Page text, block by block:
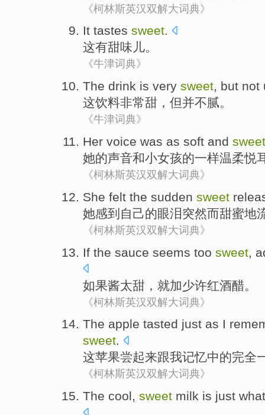
《柯林斯英汉双解大词典》
It tastes sweet.
这有甜味儿。
《牛津词典》
The drink is very sweet, but not
这饮料非常甜 ， 但并不腻。
《牛津词典》
Her voice was as soft and sweet
她的声音和小女孩的一样温柔悦
《柯林斯英汉双解大词典》
She felt the sudden sweet
她感到 自己的眼泪突然而甜蜜地
《柯林斯英汉双解大词典》
If the sauce seems too sweet
如果酱太甜 ， 就加少许红酒醋。
《柯林斯英汉双解大词典》
The apple tasted just as I
sweet.
这苹果尝起来跟我记忆中的完全
《柯林斯英汉双解大词典》
The cool, sweet milk is just what